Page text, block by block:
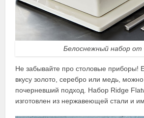
Белоснежный набор от
Не забывайте про столовые приборы!
вкусу золото, серебро или медь,
почерневший подход. Набор Ridge
изготовлен из нержавеющей стали и